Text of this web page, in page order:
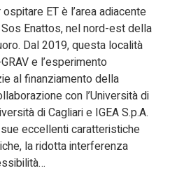
ET è l’area adiacente
Enattos, nel nord-est della
Dal 2019, questa località
e l’esperimento
al finanziamento della
con l’Università di
di Cagliari e IGEA S.p.A.
eccellenti caratteristiche
la ridotta interferenza